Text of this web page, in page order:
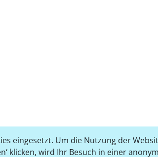
eingesetzt. Um die Nutzung der
klicken, wird Ihr Besuch in einer